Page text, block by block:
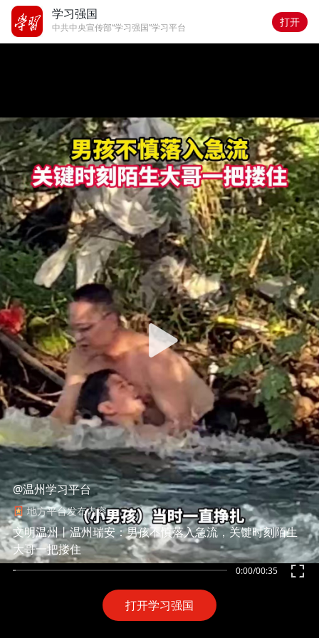
学习强国
中共中央宣传部“学习强国”学习平台 打开
打开学习强国
0:00/00:35
@温州学习平台
地方平台发布内容
文明温州丨温州瑞安：男孩不慎落入急流，关键时刻陌生
大哥一把搂住